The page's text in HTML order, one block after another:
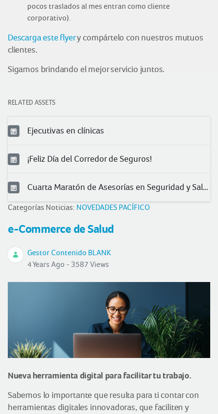
pocos traslados al mes entran como cliente
corporativo).
Descarga este flyery compártelo con nuestros mutuos
clientes.
Sigamos brindando el mejor servicio juntos.
RELATED ASSETS
Ejecutivas en clínicas
¡Feliz Día del Corredor de Seguros!
Cuarta Maratón de Asesorías en Seguridad y Salud en el Trabajo
Categorías Noticias: NOVEDADES PACÍFICO
e-Commerce de Salud
Gestor Contenido BLANK
4 Years Ago - 3587 Views
Nueva herramienta digital para facilitar tu trabajo.
Sabemos lo importante que resulta para ti contar con
herramientas digitales innovadoras, que faciliten y